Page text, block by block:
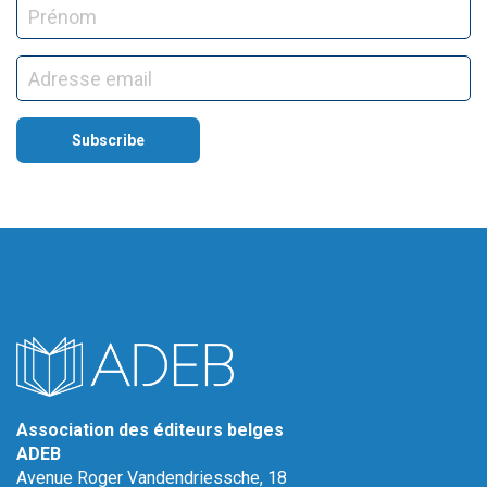
Association des éditeurs belges
ADEB
Avenue Roger Vandendriessche, 18